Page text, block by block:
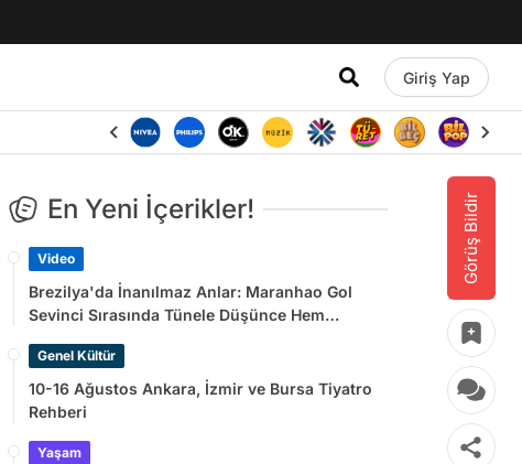
Giriş Yap
Görüş Bildir
En Yeni İçerikler!
Video
Brezilya'da İnanılmaz Anlar: Maranhao Gol
Sevinci Sırasında Tünele Düşünce Hem
Genel Kültür
10-16 Ağustos Ankara, İzmir ve Bursa Tiyatro
Rehberi
Yaşam